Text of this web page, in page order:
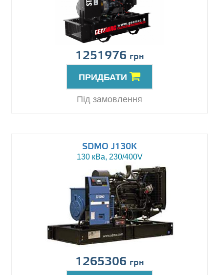
1251976 грн
ПРИДБАТИ
Під замовлення
SDMO J130K
130 кВа, 230/400V
1265306 грн